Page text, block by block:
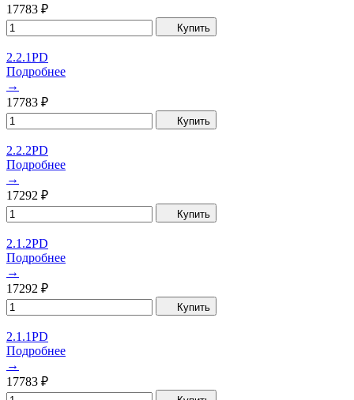
17783 ₽
Купить
2.2.1PD
Подробнее
→
17783 ₽
Купить
2.2.2PD
Подробнее
→
17292 ₽
Купить
2.1.2PD
Подробнее
→
17292 ₽
Купить
2.1.1PD
Подробнее
→
17783 ₽